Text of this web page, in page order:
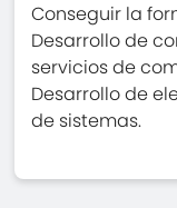
Conseguir la
Desarrollo de
servicios de
Desarrollo de
de sistemas.